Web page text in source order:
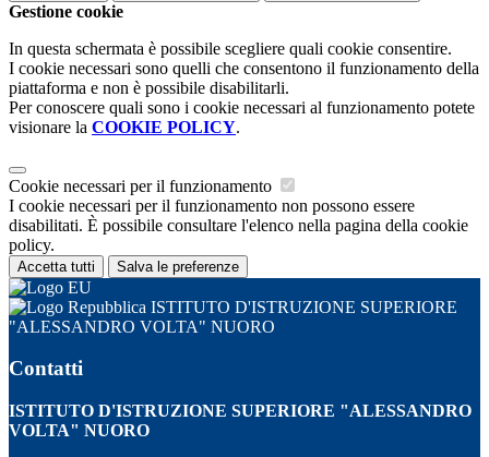
Gestione cookie
In questa schermata è possibile scegliere quali cookie consentire.
I cookie necessari sono quelli che consentono il funzionamento della
piattaforma e non è possibile disabilitarli.
Per conoscere quali sono i cookie necessari al funzionamento potete
visionare la COOKIE POLICY.
Cookie necessari per il funzionamento
I cookie necessari per il funzionamento non possono essere
disabilitati. È possibile consultare l'elenco nella pagina della cookie
policy.
Accetta tutti Salva le preferenze
ISTITUTO D'ISTRUZIONE SUPERIORE
"ALESSANDRO VOLTA" NUORO
Contatti
ISTITUTO D'ISTRUZIONE SUPERIORE "ALESSANDRO
VOLTA" NUORO